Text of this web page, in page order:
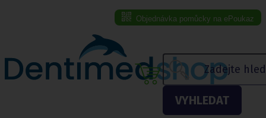
Objednávka pomůcky na ePoukaz
VYHLEDAT